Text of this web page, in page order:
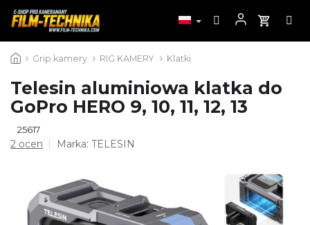
do
Grip kamery RIG KAMERY Klatki
Telesin aluminiowa klatka do
GoPro HERO 9, 10, 11, 12, 13
25617
Średnia
2 ocen Marka: TELESIN